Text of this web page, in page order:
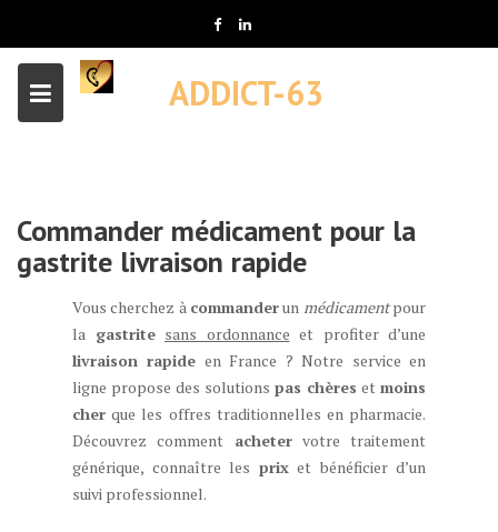
content
ADDICT-63
Commander médicament pour la
gastrite livraison rapide
Vous cherchez à commanderun médicamentpour
la gastrite sans ordonnance et profiter d’une
livraison rapide en France ? Notre service en
ligne propose des solutions pas chères et moins
cher que les offres traditionnelles en pharmacie.
Découvrez comment achetervotre traitement
générique, connaître les prixet bénéficier d’un
suivi professionnel.